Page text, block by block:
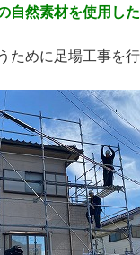
自然素材を使用し
ために足場工事を行